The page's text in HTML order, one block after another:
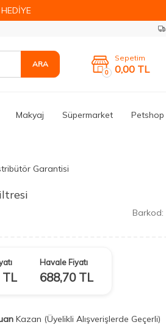
HEDİYE
ARA
0
Sepetim
0,00 TL
Makyaj Süpermarket Petshop
Garantisi
Barkod:
TL
Havale Fiyatı
688,70TL
Kazan (Üyelikli Alışverişlerde Geçerli)